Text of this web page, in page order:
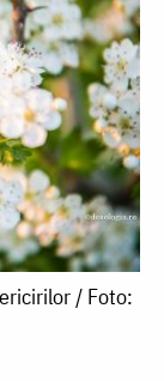
/ Foto: